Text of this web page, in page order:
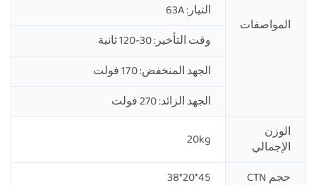
المواصفات
التيار: 63A
وقت التأخير: 30-120 ثانية
الجهد المنخفض: 170 فولت
الجهد الزائد: 270 فولت
الوزن
الإجمالي
20kg
حجم CTN 45*20*38